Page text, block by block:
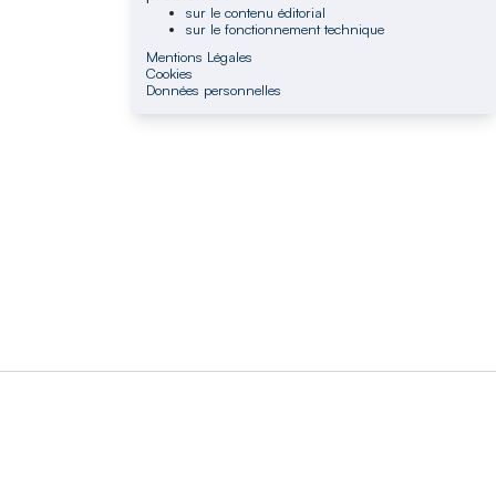
sur le contenu éditorial
sur le fonctionnement technique
Mentions Légales
Cookies
Données personnelles